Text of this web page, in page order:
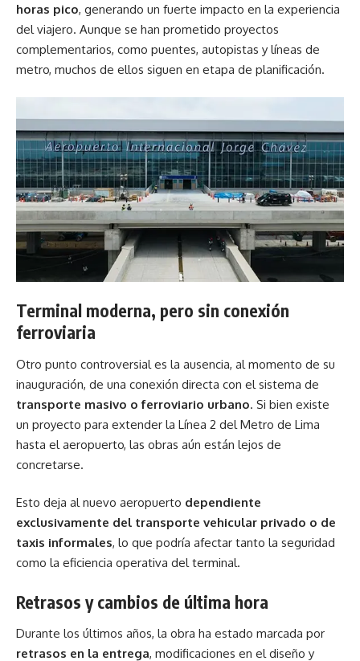
horas pico, generando un fuerte impacto en la experiencia
del viajero. Aunque se han prometido proyectos
complementarios, como puentes, autopistas y líneas de
metro, muchos de ellos siguen en etapa de planificación.
Terminal moderna, pero sin conexión
ferroviaria
Otro punto controversial es la ausencia, al momento de su
inauguración, de una conexión directa con el sistema de
transporte masivo o ferroviario urbano. Si bien existe
un proyecto para extender la Línea 2 del Metro de Lima
hasta el aeropuerto, las obras aún están lejos de
concretarse.
Esto deja al nuevo aeropuerto dependiente
exclusivamente del transporte vehicular privado o de
taxis informales, lo que podría afectar tanto la seguridad
como la eficiencia operativa del terminal.
Retrasos y cambios de última hora
Durante los últimos años, la obra ha estado marcada por
retrasos en la entrega, modificaciones en el diseño y